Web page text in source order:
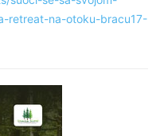
retreat-na-otoku-bracu17-